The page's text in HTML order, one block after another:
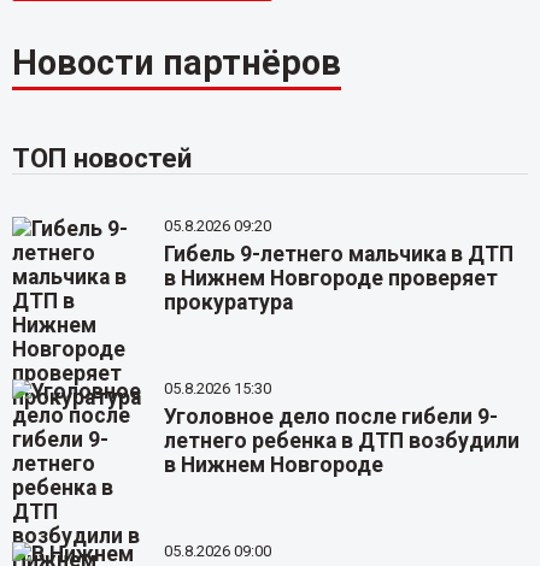
Новости партнёров
ТОП новостей
05.8.2026 09:20
Гибель 9-летнего мальчика в ДТП
в Нижнем Новгороде проверяет
прокуратура
05.8.2026 15:30
Уголовное дело после гибели 9-
летнего ребенка в ДТП возбудили
в Нижнем Новгороде
05.8.2026 09:00